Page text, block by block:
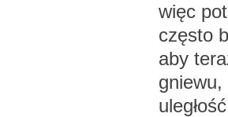
więc
często
aby